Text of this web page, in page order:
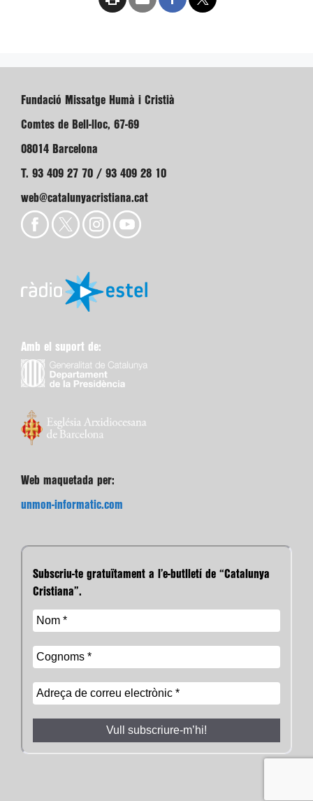
Fundació Missatge Humà i Cristià
Comtes de Bell-lloc, 67-69
08014 Barcelona
T. 93 409 27 70 / 93 409 28 10
web@catalunyacristiana.cat
Amb el suport de:
Web maquetada per:
unmon-informatic.com
Subscriu-te gratuïtament a l’e-butlletí de “Catalunya
Cristiana”.